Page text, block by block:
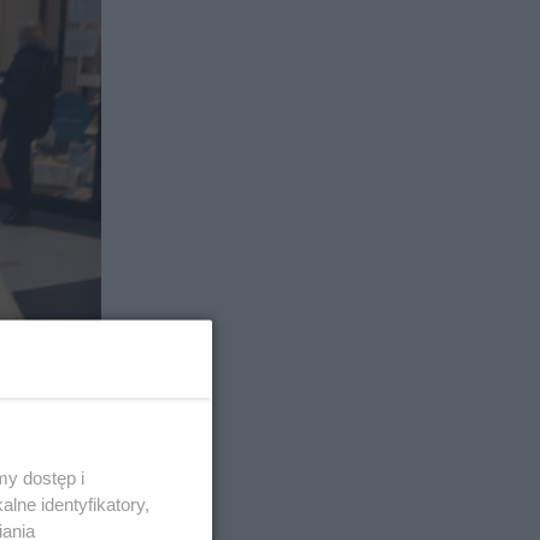
dostęp i
identyfikatory,